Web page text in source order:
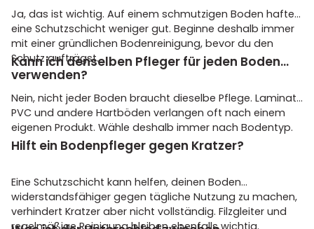
Ja, das ist wichtig. Auf einem schmutzigen Boden haftet
eine Schutzschicht weniger gut. Beginne deshalb immer
mit einer gründlichen Bodenreinigung, bevor du den
Schutz aufträgst.
Kann ich denselben Pfleger für jeden Boden
verwenden?
Nein, nicht jeder Boden braucht dieselbe Pflege. Laminat,
PVC und andere Hartböden verlangen oft nach einem
eigenen Produkt. Wähle deshalb immer nach Bodentyp.
Hilft ein Bodenpfleger gegen Kratzer?
Eine Schutzschicht kann helfen, deinen Boden
widerstandsfähiger gegen tägliche Nutzung zu machen,
verhindert Kratzer aber nicht vollständig. Filzgleiter und